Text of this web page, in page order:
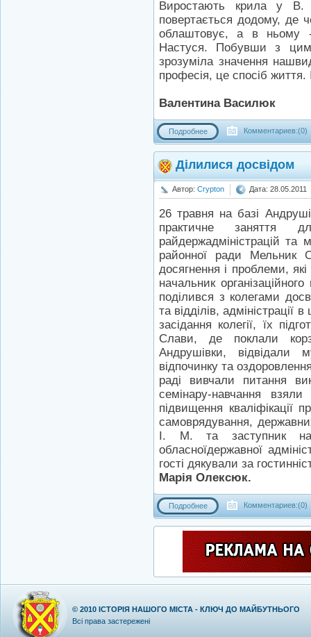
Виростають крила у В.
повертається додому, де
облаштовує, а в ньому
Настуся. Побувши з
зрозуміла значення
професія, це спосіб життя.
Валентина Василюк
Подробнее Комментариев:(0)
Ділилися досвідом
Автор: Crypton Дата: 28.05.2011
26 травня на базі
практичне заняття
райдержадміністрацій та
районної ради
досягнення і проблеми,
начальник
поділився з колегами
та відділів,
засідання колегії, їх
Слави, де поклали
Андрушівки, відвідали
відпочинку та
раді вивчали питання
семінару-навчання
підвищення кваліфікації
самоврядування,
І. М. та заступник
обласноїдержавної
гості дякували за
Марія Олексюк.
Подробнее Комментариев:(0)
© 2010 ІСТОРІЯ НАШОГО МІСТА - КЛЮЧ ДО МАЙБУТНЬОГО
Всі права застережені